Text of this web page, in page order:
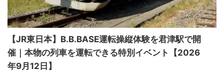
【JR東日本】B.B.BASE運転操縦体験を君津駅で開
催｜本物の列車を運転できる特別イベント【2026
年9月12日】